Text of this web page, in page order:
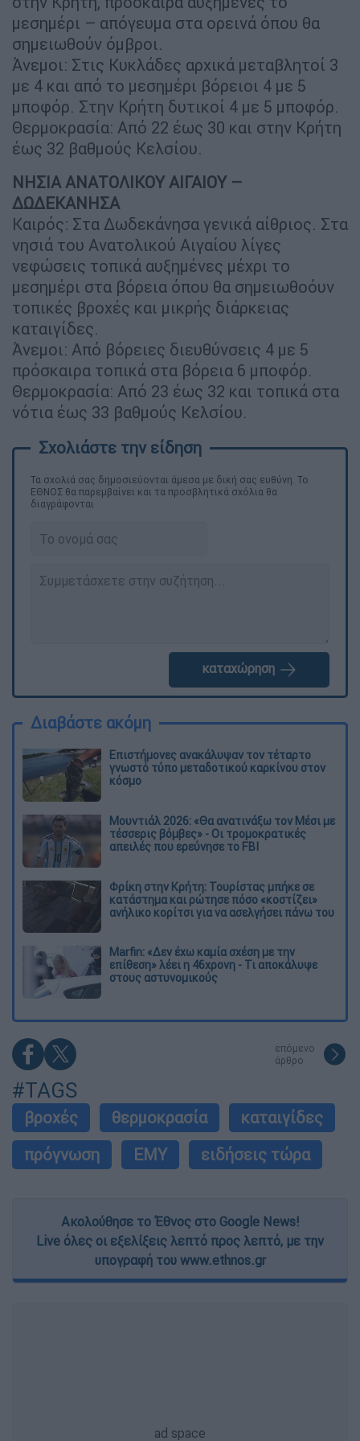
μεσημέρι – απόγευμα στα ορεινά όπου θα
σημειωθούν όμβροι.
Άνεμοι: Στις Κυκλάδες αρχικά μεταβλητοί 3
με 4 και από το μεσημέρι βόρειοι 4 με 5
μποφόρ. Στην Κρήτη δυτικοί 4 με 5 μποφόρ.
Θερμοκρασία: Από 22 έως 30 και στην Κρήτη
έως 32 βαθμούς Κελσίου.
ΝΗΣΙΑ ΑΝΑΤΟΛΙΚΟΥ ΑΙΓΑΙΟΥ –
ΔΩΔΕΚΑΝΗΣΑ
Καιρός: Στα Δωδεκάνησα γενικά αίθριος. Στα
νησιά του Ανατολικού Αιγαίου λίγες
νεφώσεις τοπικά αυξημένες μέχρι το
μεσημέρι στα βόρεια όπου θα σημειωθοόυν
τοπικές βροχές και μικρής διάρκειας
καταιγίδες.
Άνεμοι: Από βόρειες διευθύνσεις 4 με 5
πρόσκαιρα τοπικά στα βόρεια 6 μποφόρ.
Θερμοκρασία: Από 23 έως 32 και τοπικά στα
νότια έως 33 βαθμούς Κελσίου.
Τα σχολιά σας δημοσιεύονται άμεσα με δική σας ευθύνη. Το
ΕΘΝΟΣ θα παρεμβαίνει και τα προσβλητικά σχόλια θα
διαγράφονται
καταχώρηση
Διαβάστε ακόμη
Επιστήμονες ανακάλυψαν τον τέταρτο
γνωστό τύπο μεταδοτικού καρκίνου στον
κόσμο
Μουντιάλ 2026: «Θα ανατινάξω τον Μέσι με
τέσσερις βόμβες» - Οι τρομοκρατικές
απειλές που ερεύνησε το FBI
Φρίκη στην Κρήτη: Τουρίστας μπήκε σε
κατάστημα και ρώτησε πόσο «κοστίζει»
ανήλικο κορίτσι για να ασελγήσει πάνω του
Marfin: «Δεν έχω καμία σχέση με την
επίθεση» λέει η 46χρονη - Τι αποκάλυψε
στους αστυνομικούς
επόμενο
άρθρο
#TAGS
βροχές θερμοκρασία
καταιγίδες
πρόγνωση
ΕΜΥ ειδήσεις τώρα
Ακολούθησε το Έθνος στο Google News!
Live όλες οι εξελίξεις λεπτό προς λεπτό, με την
υπογραφή του www.ethnos.gr